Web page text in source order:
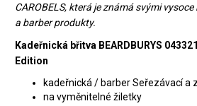
CAROBELS, která je známá svými
a barber produkty.
Kadeřnická břitva BEARDBURYS
Edition
kadeřnická / barber Seřezávací a
na vyměnitelné žiletky